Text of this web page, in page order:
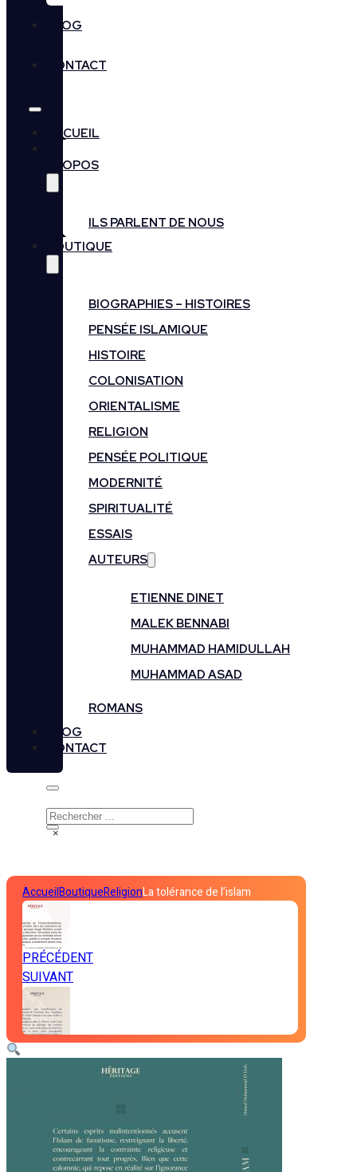
BLOG
CONTACT
ACCUEIL
PROPOS
ILS PARLENT DE NOUS
BOUTIQUE
BIOGRAPHIES – HISTOIRES
PENSÉE ISLAMIQUE
HISTOIRE
COLONISATION
ORIENTALISME
RELIGION
PENSÉE POLITIQUE
MODERNITÉ
SPIRITUALITÉ
ESSAIS
AUTEURS
ETIENNE DINET
MALEK BENNABI
MUHAMMAD HAMIDULLAH
MUHAMMAD ASAD
ROMANS
BLOG
CONTACT
Rechercher
×
AccueilBoutiqueReligionLa tolérance de l’islam
PRÉCÉDENT
SUIVANT